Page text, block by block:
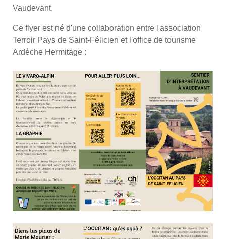
Vaudevant.
Ce flyer est né d'une collaboration entre l'association
Terroir Pays de Saint-Félicien et l'office de tourisme
Ardèche Hermitage :